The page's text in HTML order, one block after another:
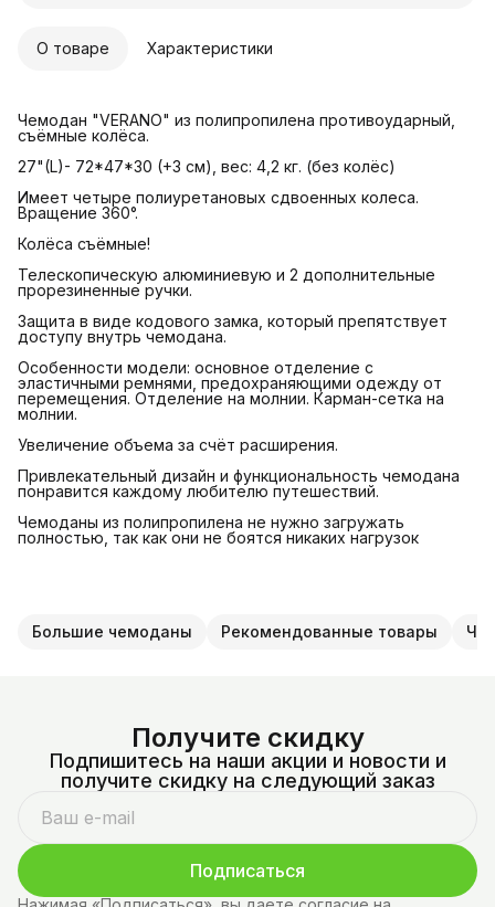
О товаре Характеристики
Чемодан "VERANO" из полипропилена противоударный,
съёмные колёса.
27"(L)- 72*47*30 (+3 см), вес: 4,2 кг. (без колёс)
Имеет четыре полиуретановых сдвоенных колеса.
Вращение 360°.
Колёса съёмные!
Телескопическую алюминиевую и 2 дополнительные
прорезиненные ручки.
Защита в виде кодового замка, который препятствует
доступу внутрь чемодана.
Особенности модели: основное отделение с
эластичными ремнями, предохраняющими одежду от
перемещения. Отделение на молнии. Карман-сетка на
молнии.
Увеличение объема за счёт расширения.
Привлекательный дизайн и функциональность чемодана
понравится каждому любителю путешествий.
Чемоданы из полипропилена не нужно загружать
полностью, так как они не боятся никаких нагрузок
Большие чемоданы Рекомендованные товары
Получите скидку
Подпишитесь на наши акции и новости и
получите скидку на следующий заказ
Подписаться